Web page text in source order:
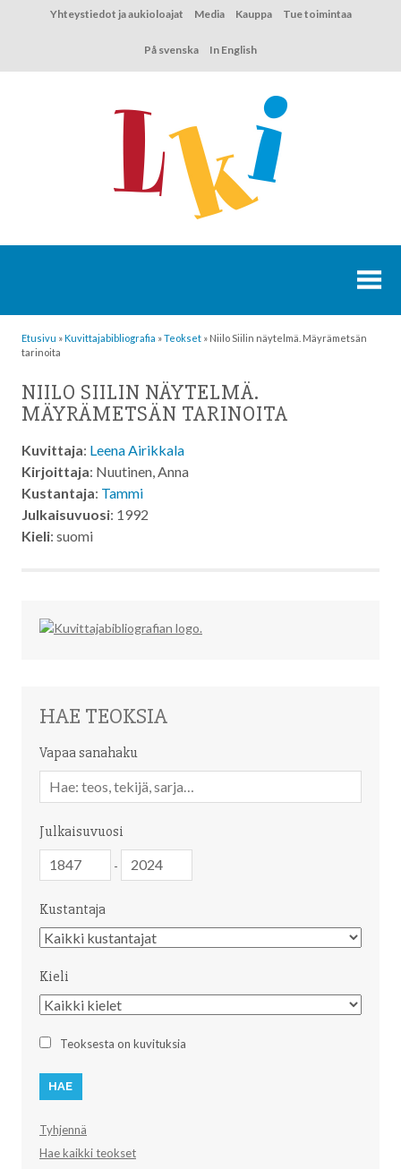
Yhteystiedot ja aukioloajat Media Kauppa Tue toimintaa
På svenska In English
Etusivu »Kuvittaja­bibliografia »Teokset » Niilo Siilin näytelmä. Mäyrämetsän
tarinoita
NIILO SIILIN NÄYTELMÄ.
MÄYRÄMETSÄN TARINOITA
Kuvittaja: Leena Airikkala
Kirjoittaja: Nuutinen, Anna
Kustantaja: Tammi
Julkaisuvuosi: 1992
Kieli: suomi
HAE TEOKSIA
Vapaa sanahaku
sanahaku
Julkaisuvuosi
-
Kustantaja
Kustantaja
Kieli
Kieli
Teoksesta on kuvituksia
Tyhjennä
Hae kaikki teokset